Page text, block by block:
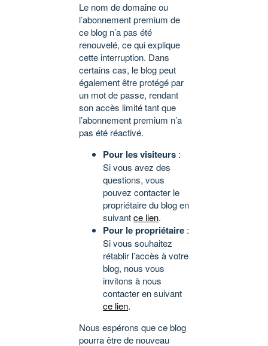
Le nom de domaine ou
l’abonnement premium de
ce blog n’a pas été
renouvelé, ce qui explique
cette interruption. Dans
certains cas, le blog peut
également être protégé par
un mot de passe, rendant
son accès limité tant que
l’abonnement premium n’a
pas été réactivé.
Pour les visiteurs :
Si vous avez des
questions, vous
pouvez contacter le
propriétaire du blog en
suivantce lien.
Pour le propriétaire :
Si vous souhaitez
rétablir l’accès à votre
blog, nous vous
invitons à nous
contacter en suivant
ce lien.
Nous espérons que ce blog
pourra être de nouveau